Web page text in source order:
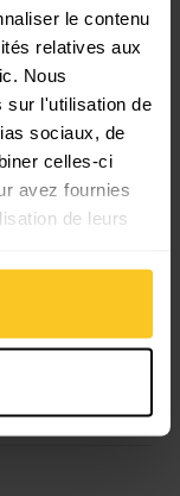
le contenu
relatives aux
Nous
sur l'utilisation de
sociaux, de
celles-ci
avez fournies
de leurs